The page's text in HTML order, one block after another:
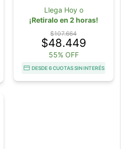
Llega Hoy o
¡Retiralo en 2 horas!
$107.664
$48.449
55% OFF
DESDE 6 CUOTAS SIN INTERÉS